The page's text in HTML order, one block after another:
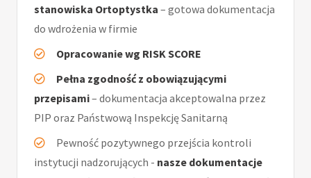
stanowiska Ortoptystka – gotowa dokumentacja
do wdrożenia w firmie
Opracowanie wg RISK SCORE
Pełna zgodność z obowiązującymi
przepisami– dokumentacja akceptowalna przez
PIP oraz Państwową Inspekcję Sanitarną
Pewność pozytywnego przejścia kontroli
instytucji nadzorujących - nasze dokumentacje